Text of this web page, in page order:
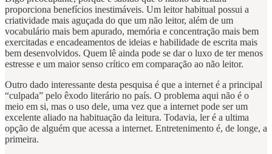
proporciona benefícios inestimáveis. Um leitor habitual possui a
criatividade mais aguçada do que um não leitor, além de um
vocabulário mais bem apurado, memória e concentração mais bem
exercitadas e encadeamentos de ideias e habilidade de escrita mais
bem desenvolvidos. Quem lê ainda pode se dar o luxo de ter menos
estresse e um maior senso crítico em comparação ao não leitor.
Outro dado interessante desta pesquisa é que a internet é a principal
“culpada” pelo êxodo literário no país. O problema aqui não é o
meio em si, mas o uso dele, uma vez que a internet pode ser um
excelente aliado na habituação da leitura. Todavia, ler é a ultima
opção de alguém que acessa a internet. Entretenimento é, de longe, a
primeira.